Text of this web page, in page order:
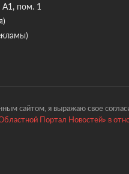
А1, пом. 1
сайтом, я выражаю свое
Портал Новостей» в